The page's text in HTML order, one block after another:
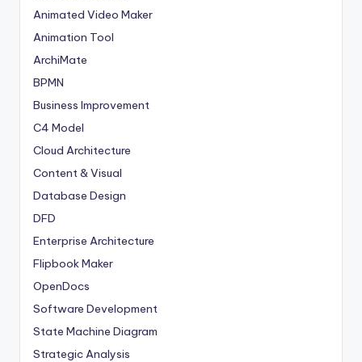
Animated Video Maker
Animation Tool
ArchiMate
BPMN
Business Improvement
C4 Model
Cloud Architecture
Content & Visual
Database Design
DFD
Enterprise Architecture
Flipbook Maker
OpenDocs
Software Development
State Machine Diagram
Strategic Analysis